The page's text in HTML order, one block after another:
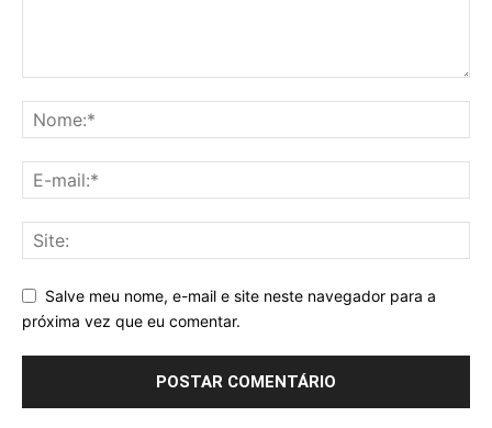
Salve meu nome, e-mail e site neste navegador para a
próxima vez que eu comentar.